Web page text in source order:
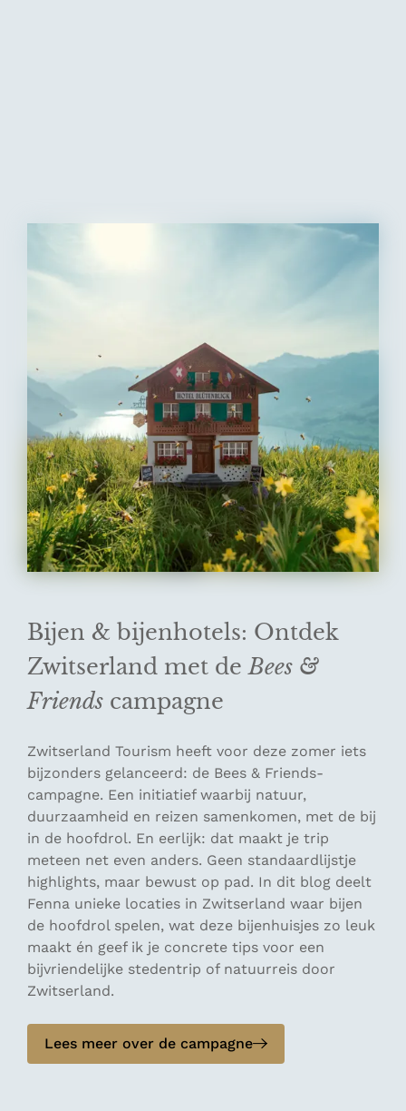
Bijen & bijenhotels: Ontdek
Zwitserland met deBees &
Friends campagne
Zwitserland Tourism heeft voor deze zomer iets
bijzonders gelanceerd: de Bees & Friends-
campagne. Een initiatief waarbij natuur,
duurzaamheid en reizen samenkomen, met de bij
in de hoofdrol. En eerlijk: dat maakt je trip
meteen net even anders. Geen standaardlijstje
highlights, maar bewust op pad. In dit blog deelt
Fenna unieke locaties in Zwitserland waar bijen
de hoofdrol spelen, wat deze bijenhuisjes zo leuk
maakt én geef ik je concrete tips voor een
bijvriendelijke stedentrip of natuurreis door
Zwitserland.
Lees meer over de campagne